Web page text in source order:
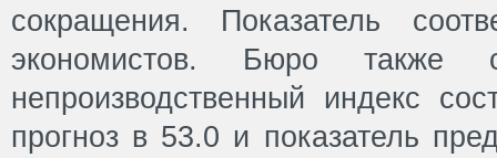
сокращения. Показатель
экономистов. Бюро также
непроизводственный индекс
прогноз в 53.0 и показатель